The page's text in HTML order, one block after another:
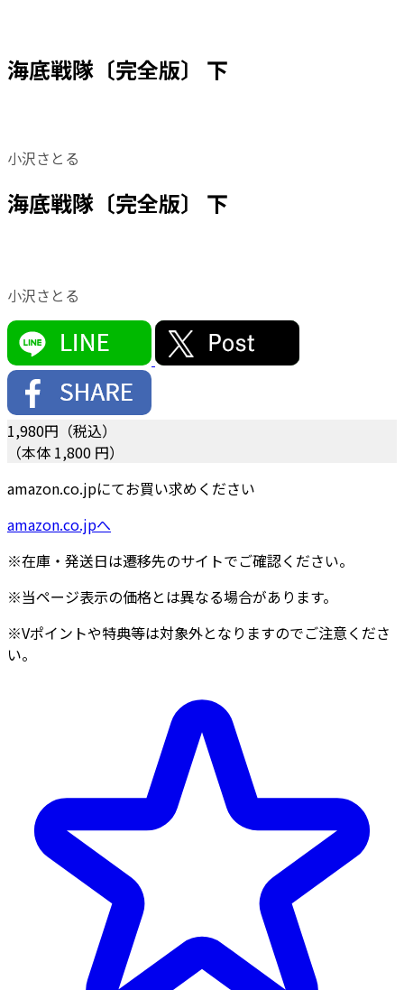
海底戦隊〔完全版〕 下
小沢さとる
海底戦隊〔完全版〕 下
小沢さとる
1,980円（税込）
（本体 1,800 円）
amazon.co.jpにてお買い求めください
amazon.co.jpへ
※在庫・発送日は遷移先のサイトでご確認ください。
※当ページ表示の価格とは異なる場合があります。
※Vポイントや特典等は対象外となりますのでご注意くださ
い。